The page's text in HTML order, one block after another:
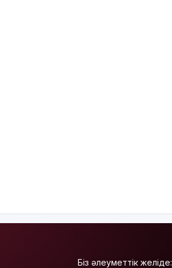
TikTok-тағы
Біз әлеуметтік желіде: